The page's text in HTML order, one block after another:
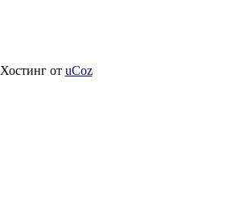
Хостинг от uCoz